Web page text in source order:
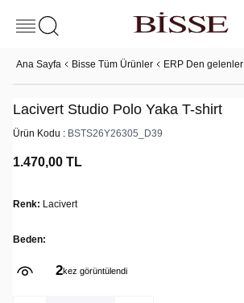
Ana Sayfa Bisse Tüm Ürünler ERP Den gelenler
Lacivert Studio Polo Yaka T-shirt
Ürün Kodu : BSTS26Y26305_D39
1.470,00 TL
Renk: Lacivert
Beden:
2kez görüntülendi